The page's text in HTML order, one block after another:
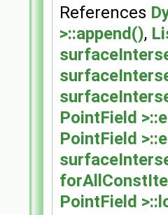
References
>::append(),
PointField
PointField
PointField